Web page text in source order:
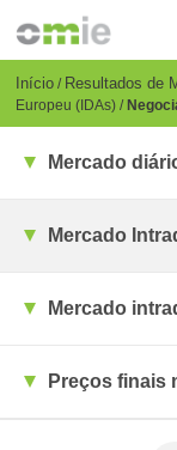
para
conteúdo
principal
Breadcrumb
Início Resultados de
Europeu (IDAs)
Mercado
Mercado
Mercado
Preços finais